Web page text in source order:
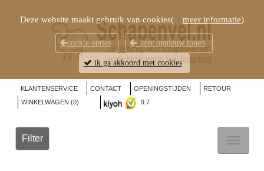
KLANTENSERVICE CONTACT OPENINGSTIJDEN
RETOUR
WINKELWAGEN (0) 9.7
Filter
Deze website maakt gebruik van cookies( meer informatie)
cookie opties later opnieuw tonen
ik ga akkoord met cookies